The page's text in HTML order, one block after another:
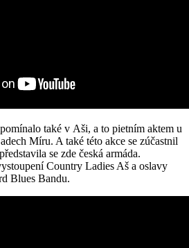
také v Aši, a to pietním aktem u
Míru. A také této akce se zúčastnil
se zde česká armáda.
Country Ladies Aš a oslavy
Blues Bandu.